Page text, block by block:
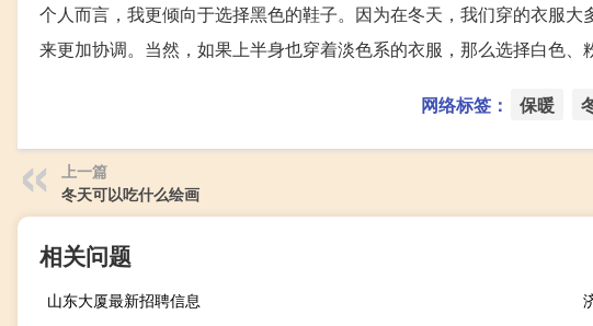
个人而言，我更倾向于选择黑色的鞋子。因为在冬天，我们穿的衣服
来更加协调。当然，如果上半身也穿着淡色系的衣服，那么选择白色、
网络标签： 保暖
上一篇
冬天可以吃什么绘画
相关问题
山东大厦最新招聘信息